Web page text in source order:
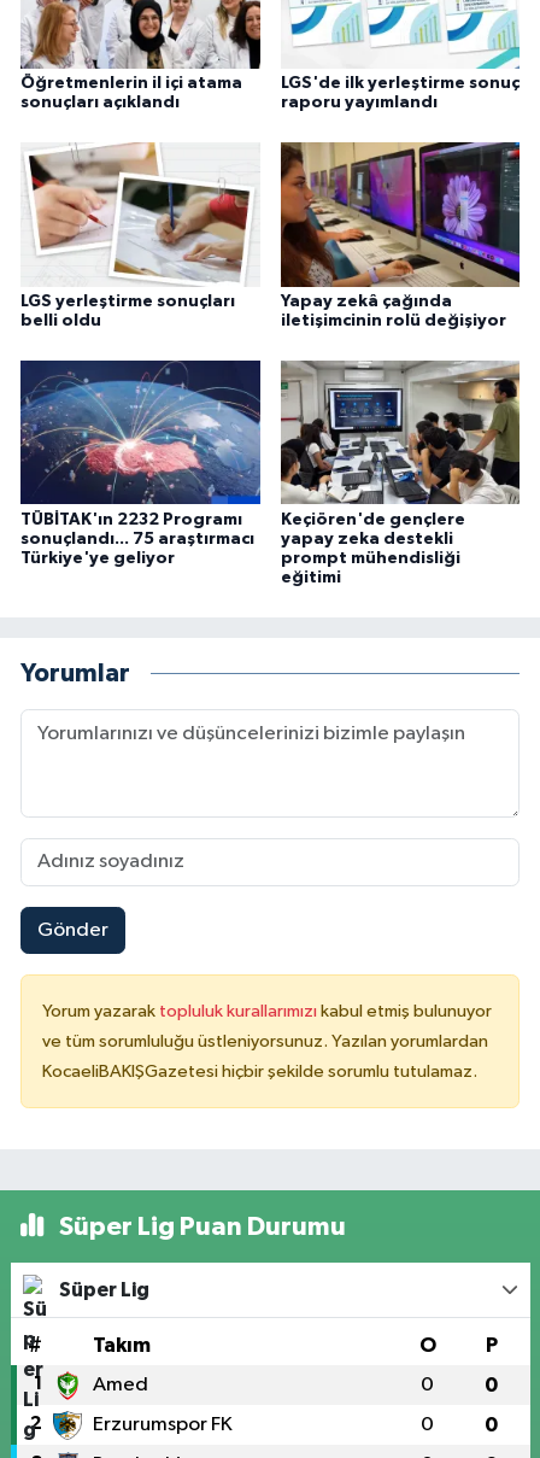
Öğretmenlerin il içi atama
sonuçları açıklandı
LGS'de ilk yerleştirme sonuç
raporu yayımlandı
LGS yerleştirme sonuçları
belli oldu
Yapay zekâ çağında
iletişimcinin rolü değişiyor
TÜBİTAK'ın 2232 Programı
sonuçlandı... 75 araştırmacı
Türkiye'ye geliyor
Keçiören'de gençlere
yapay zeka destekli
prompt mühendisliği
eğitimi
Yorumlar
Gönder
Yorum yazarak topluluk kurallarımızı kabul etmiş bulunuyor
ve tüm sorumluluğu üstleniyorsunuz. Yazılan yorumlardan
KocaeliBAKIŞGazetesi hiçbir şekilde sorumlu tutulamaz.
Süper Lig Puan Durumu
Süper Lig
# Takım O P
1 Amed 0 0
2 Erzurumspor FK 0 0